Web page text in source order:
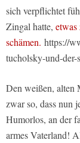
sich verpflichtet
Zingal hatte, etwas
schämen. https://
tucholsky-und-der-
Den weißen, alten
zwar so, dass nun
Humorlos, an der
armes Vaterland!